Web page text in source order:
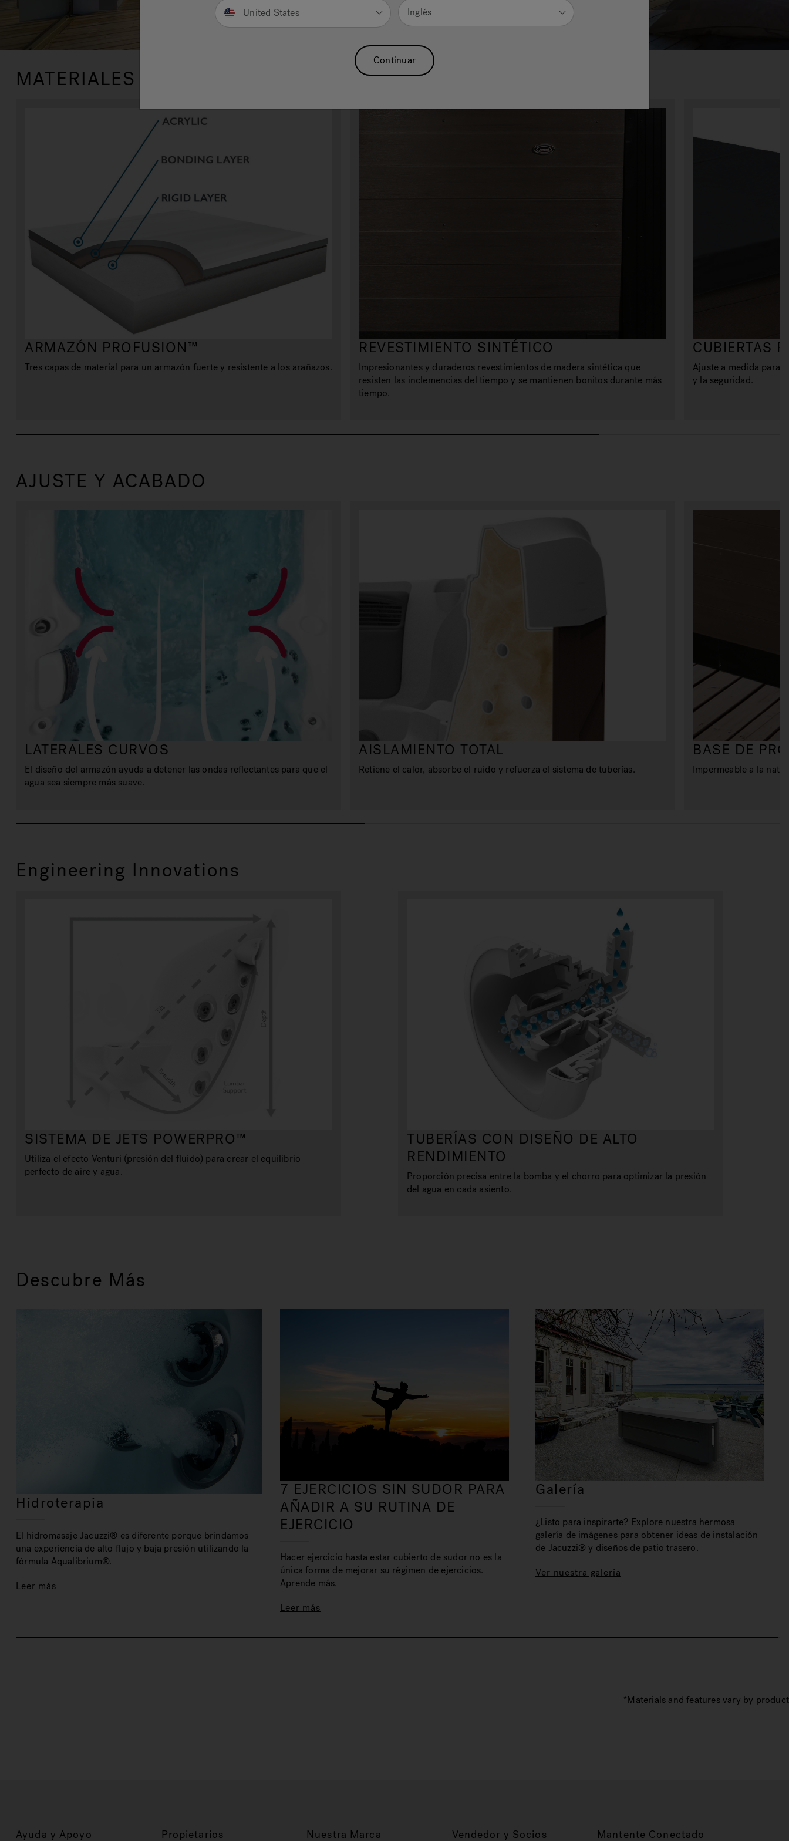
MATERIALES
ARMAZÓN PROFUSION™
Tres capas de material para un armazón fuerte y resistente a los arañazos.
REVESTIMIENTO SINTÉTICO
Impresionantes y duraderos revestimientos de madera sintética que
resisten las inclemencias del tiempo y se mantienen bonitos durante más
tiempo.
CUBIERTAS
Ajuste a medida para
y la seguridad.
AJUSTE Y ACABADO
LATERALES CURVOS
El diseño del armazón ayuda a detener las ondas reflectantes para que el
agua sea siempre más suave.
AISLAMIENTO TOTAL
Retiene el calor, absorbe el ruido y refuerza el sistema de tuberías.
BASE DE
Impermeable a la
Engineering Innovations
SISTEMA DE JETS POWERPRO™
Utiliza el efecto Venturi (presión del fluido) para crear el equilibrio
perfecto de aire y agua.
TUBERÍAS CON DISEÑO DE ALTO
RENDIMIENTO
Proporción precisa entre la bomba y el chorro para optimizar la presión
del agua en cada asiento.
Descubre Más
Hidroterapia
El hidromasaje Jacuzzi® es diferente porque brindamos
una experiencia de alto flujo y baja presión utilizando la
fórmula Aqualibrium®.
Leer más
7 EJERCICIOS SIN SUDOR PARA
AÑADIR A SU RUTINA DE
EJERCICIO
Hacer ejercicio hasta estar cubierto de sudor no es la
única forma de mejorar su régimen de ejercicios.
Aprende más.
Leer más
Galería
¿Listo para inspirarte? Explore nuestra hermosa
galería de imágenes para obtener ideas de instalación
de Jacuzzi® y diseños de patio trasero.
Ver nuestra galería
*Materials and features vary by product
Ayuda y Apoyo Propietarios Nuestra Marca Vendedor y Socios Mantente Conectado
United States Inglés
Continuar